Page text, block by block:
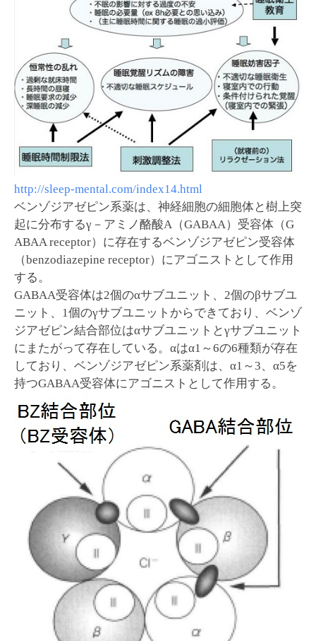
http://sleep-mental.com/index14.html
ベンゾジアゼピン系薬は、神経細胞の細胞体と樹上突
起に分布するγ－アミノ酪酸A（GABAA）受容体（G
ABAA receptor）に存在するベンゾジアゼピン受容体
（benzodiazepine receptor）にアゴニストとして作用
する。
GABAA受容体は2個のαサブユニット、2個のβサブユ
ニット、1個のγサブユニットからできており、ベンゾ
ジアゼピン結合部位はαサブユニットとγサブユニット
にまたがって存在している。αはα1～6の6種類が存在
しており、ベンゾジアゼピン系薬剤は、α1～3、α5を
持つGABAA受容体にアゴニストとして作用する。